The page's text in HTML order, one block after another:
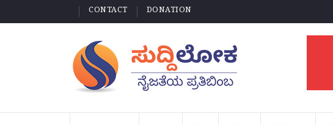
CONTACT DONATION